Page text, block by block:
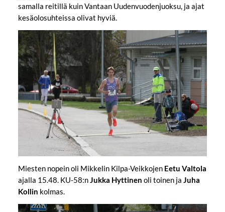
samalla reitillä kuin Vantaan Uudenvuodenjuoksu, ja ajat
kesäolosuhteissa olivat hyviä.
Miesten nopein oli Mikkelin Kilpa-Veikkojen Eetu Valtola
ajalla 15.48. KU-58:nJukka Hyttinen oli toinen ja Juha
Kollin kolmas.